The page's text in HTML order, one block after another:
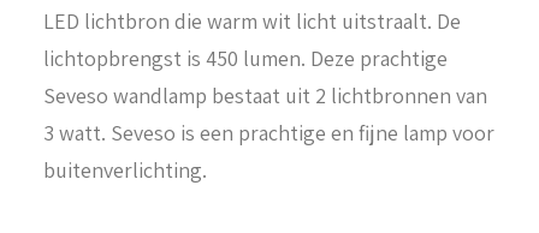
LED lichtbron die warm wit licht uitstraalt. De
lichtopbrengst is 450 lumen. Deze prachtige
Seveso wandlamp bestaat uit 2 lichtbronnen van
3 watt. Seveso is een prachtige en fijne lamp voor
buitenverlichting.